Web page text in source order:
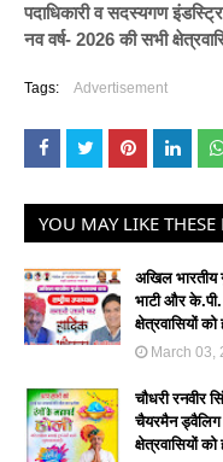
पदाधिकारी व सदस्यगण
नव वर्ष- 2026 की सभी
Tags: Advertisement
YOU MAY LIKE THESE
अखिल भारतीय
भाटी और
क्षेत्रवासियों
March 03,
चौधरी रनवीर
चैयरमैन
क्षेत्रवासियों